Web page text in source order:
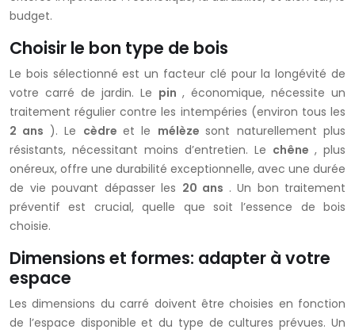
budget.
Choisir le bon type de bois
Le bois sélectionné est un facteur clé pour la longévité de
votre carré de jardin. Le pin , économique, nécessite un
traitement régulier contre les intempéries (environ tous les
2 ans ). Le cèdreet le mélèzesont naturellement plus
résistants, nécessitant moins d’entretien. Le chêne , plus
onéreux, offre une durabilité exceptionnelle, avec une durée
de vie pouvant dépasser les 20 ans . Un bon traitement
préventif est crucial, quelle que soit l’essence de bois
choisie.
Dimensions et formes: adapter à votre
espace
Les dimensions du carré doivent être choisies en fonction
de l’espace disponible et du type de cultures prévues. Un